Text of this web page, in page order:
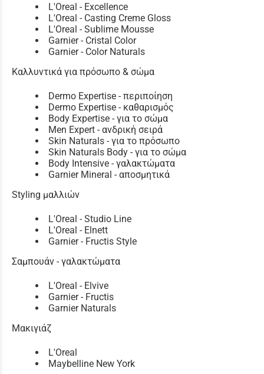
L'Oreal - Excellence
L'Oreal - Casting Creme Gloss
L'Oreal - Sublime Mousse
Garnier - Cristal Color
Garnier - Color Naturals
Καλλυντικά για πρόσωπο & σώμα
Dermo Expertise - περιποίηση
Dermo Expertise - καθαρισμός
Body Expertise - για το σώμα
Men Expert - ανδρική σειρά
Skin Naturals - για το πρόσωπο
Skin Naturals Body - για το σώμα
Body Intensive - γαλακτώματα
Garnier Mineral - αποσμητικά
Styling μαλλιών
L'Oreal - Studio Line
L'Oreal - Elnett
Garnier - Fructis Style
Σαμπουάν - γαλακτώματα
L'Oreal - Elvive
Garnier - Fructis
Garnier Naturals
Μακιγιάζ
L'Oreal
Maybelline New York